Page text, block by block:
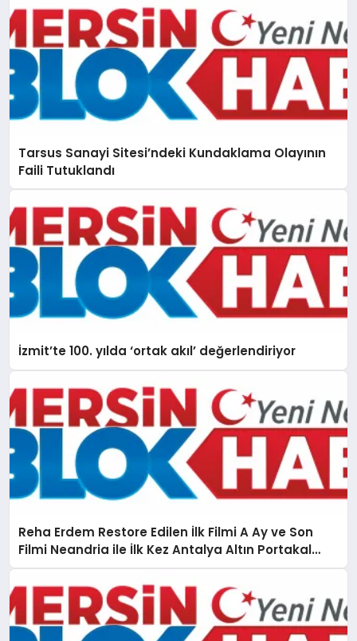
Tarsus Sanayi Sitesi’ndeki Kundaklama Olayının
Faili Tutuklandı
İzmit’te 100. yılda ‘ortak akıl’ değerlendiriyor
Reha Erdem Restore Edilen İlk Filmi A Ay ve Son
Filmi Neandria ile İlk Kez Antalya Altın Portakal
Film Festivali’nde